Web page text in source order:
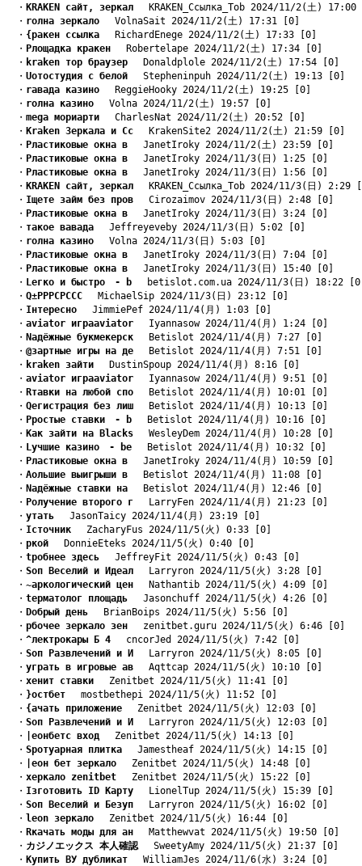
・ KRAKEN сайт, зеркал KRAKEN_Ссылка_Tob 2024/11/2(土)
・ rолна зеркало VolnaSait 2024/11/2(土) 17:31 [0]
・ {ракен ссылка RichardEnege 2024/11/2(土) 17:33 [0]
・ Pлощадка кракен Robertelape 2024/11/2(土) 17:34 [0]
・ kraken тор браузер Donaldplole 2024/11/2(土) 17:54 [0]
・ Uотостудия с белой Stepheninpuh 2024/11/2(土) 19:13 [0]
・ rавада казино ReggieHooky 2024/11/2(土) 19:25 [0]
・ rолна казино Volna 2024/11/2(土) 19:57 [0]
・ mega мориарти CharlesNat 2024/11/2(土) 20:52 [0]
・ Kraken Зеркала и Сс KrakenSite2 2024/11/2(土) 21:59 [0]
・ Pластиковые окна в JanetIroky 2024/11/2(土) 23:59 [0]
・ Pластиковые окна в JanetIroky 2024/11/3(日) 1:25 [0]
・ Pластиковые окна в JanetIroky 2024/11/3(日) 1:56 [0]
・ KRAKEN сайт, зеркал KRAKEN_Ссылка_Tob 2024/11/3(日) 2:29
・ Iщете займ без пров Cirozaimov 2024/11/3(日) 2:48 [0]
・ Pластиковые окна в JanetIroky 2024/11/3(日) 3:24 [0]
・ такое вавада Jeffreyeveby 2024/11/3(日) 5:02 [0]
・ rолна казино Volna 2024/11/3(日) 5:03 [0]
・ Pластиковые окна в JanetIroky 2024/11/3(日) 7:04 [0]
・ Pластиковые окна в JanetIroky 2024/11/3(日) 15:40 [0]
・ Lегко и быстро　- b betislot.com.ua 2024/11/3(日) 18:22
・ Q±РРРСРССС MichaelSip 2024/11/3(日) 23:12 [0]
・ Iнтересно JimmiePef 2024/11/4(月) 1:03 [0]
・ aviator играaviator Iyannasow 2024/11/4(月) 1:24 [0]
・ Nадёжные букмекерск Betislot 2024/11/4(月) 7:27 [0]
・ @зартные игры на де Betislot 2024/11/4(月) 7:51 [0]
・ kraken зайти DustinSpoup 2024/11/4(月) 8:16 [0]
・ aviator играaviator Iyannasow 2024/11/4(月) 9:51 [0]
・ Rтавки на любой спо Betislot 2024/11/4(月) 10:01 [0]
・ Qегистрация без лиш Betislot 2024/11/4(月) 10:13 [0]
・ Pростые ставки　- b Betislot 2024/11/4(月) 10:16 [0]
・ Kак зайти на Blacks WesleyDem 2024/11/4(月) 10:28 [0]
・ Lучшие казино　- be Betislot 2024/11/4(月) 10:32 [0]
・ Pластиковые окна в JanetIroky 2024/11/4(月) 10:59 [0]
・ Aольшие выигрыши в Betislot 2024/11/4(月) 11:08 [0]
・ Nадёжные ставки на Betislot 2024/11/4(月) 12:46 [0]
・ Pолучение второго г LarryFen 2024/11/4(月) 21:23 [0]
・ yтать JasonTaicy 2024/11/4(月) 23:19 [0]
・ Iсточник ZacharyFus 2024/11/5(火) 0:33 [0]
・ pкой DonnieEteks 2024/11/5(火) 0:40 [0]
・ tробнее здесь JeffreyFit 2024/11/5(火) 0:43 [0]
・ Sоп Веселий и Идеал Larryron 2024/11/5(火) 3:28 [0]
・ ~аркологический цен Nathantib 2024/11/5(火) 4:09 [0]
・ tерматолог площадь Jasonchuff 2024/11/5(火) 4:26 [0]
・ Dобрый день BrianBoips 2024/11/5(火) 5:56 [0]
・ pбочее зеркало зен zenitbet.guru 2024/11/5(火) 6:46 [0]
・ ^лектрокары Б 4 cncorJed 2024/11/5(火) 7:42 [0]
・ Sоп Развлечений и И
Larryron 2024/11/5(火) 8:05 [0]
・ yграть в игровые ав Aqttcap 2024/11/5(火) 10:10 [0]
・ xенит ставки Zenitbet 2024/11/5(火) 11:41 [0]
・ }остбет mostbethepi 2024/11/5(火) 11:52 [0]
・ {ачать приложение Zenitbet 2024/11/5(火) 12:03 [0]
・ Sоп Развлечений и И
Larryron 2024/11/5(火) 12:03 [0]
・
|еонбетс вход Zenitbet 2024/11/5(火) 14:13 [0]
・ Sротуарная плитка Jamestheaf 2024/11/5(火) 14:15 [0]
・
|еон бет зеркало Zenitbet 2024/11/5(火) 14:48 [0]
・ xеркало zenitbet Zenitbet 2024/11/5(火) 15:22 [0]
・ Iзготовить ID Карту LionelTup 2024/11/5(火) 15:39 [0]
・ Sоп Веселий и Безуп Larryron 2024/11/5(火) 16:02 [0]
・ leon зеркало Zenitbet 2024/11/5(火) 16:44 [0]
・ Rкачать моды для ан Matthewvat 2024/11/5(火) 19:50 [0]
・ カジノエックス 本人確認 SweetyAmy 2024/11/5(火) 21:37 [0]
・ Kупить ВУ дубликат WilliamJes 2024/11/6(水) 3:24 [0]